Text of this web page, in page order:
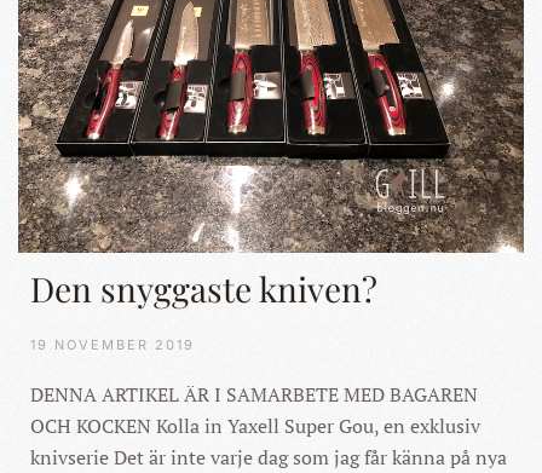
Den snyggaste kniven?
19 NOVEMBER 2019
DENNA ARTIKEL ÄR I SAMARBETE MED BAGAREN
OCH KOCKEN Kolla in Yaxell Super Gou, en exklusiv
knivserie Det är inte varje dag som jag får känna på nya